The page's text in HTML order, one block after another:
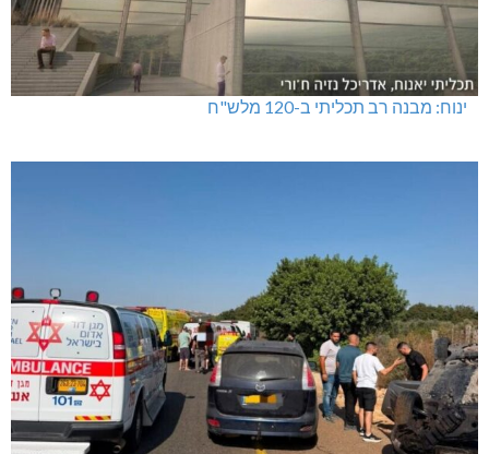
ינוח: מבנה רב תכליתי ב-120 מלש"ח